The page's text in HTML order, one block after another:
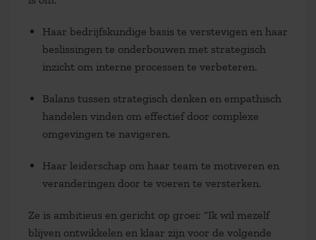
Haar bedrijfskundige basis te verstevigen en haar
beslissingen te onderbouwen met strategisch
inzicht om interne processen te verbeteren.
Balans tussen strategisch denken en empathisch
handelen vinden om effectief door complexe
omgevingen te navigeren.
Haar leiderschap om haar team te motiveren en
veranderingen door te voeren te versterken.
Ze is ambitieus en gericht op groei: “Ik wil mezelf
blijven ontwikkelen en klaar zijn voor de volgende